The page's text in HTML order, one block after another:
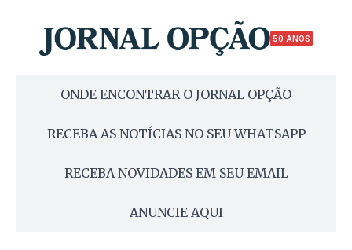
50 ANOS
ONDE ENCONTRAR O JORNAL OPÇÃO
RECEBA AS NOTÍCIAS NO SEU WHATSAPP
RECEBA NOVIDADES EM SEU EMAIL
ANUNCIE AQUI